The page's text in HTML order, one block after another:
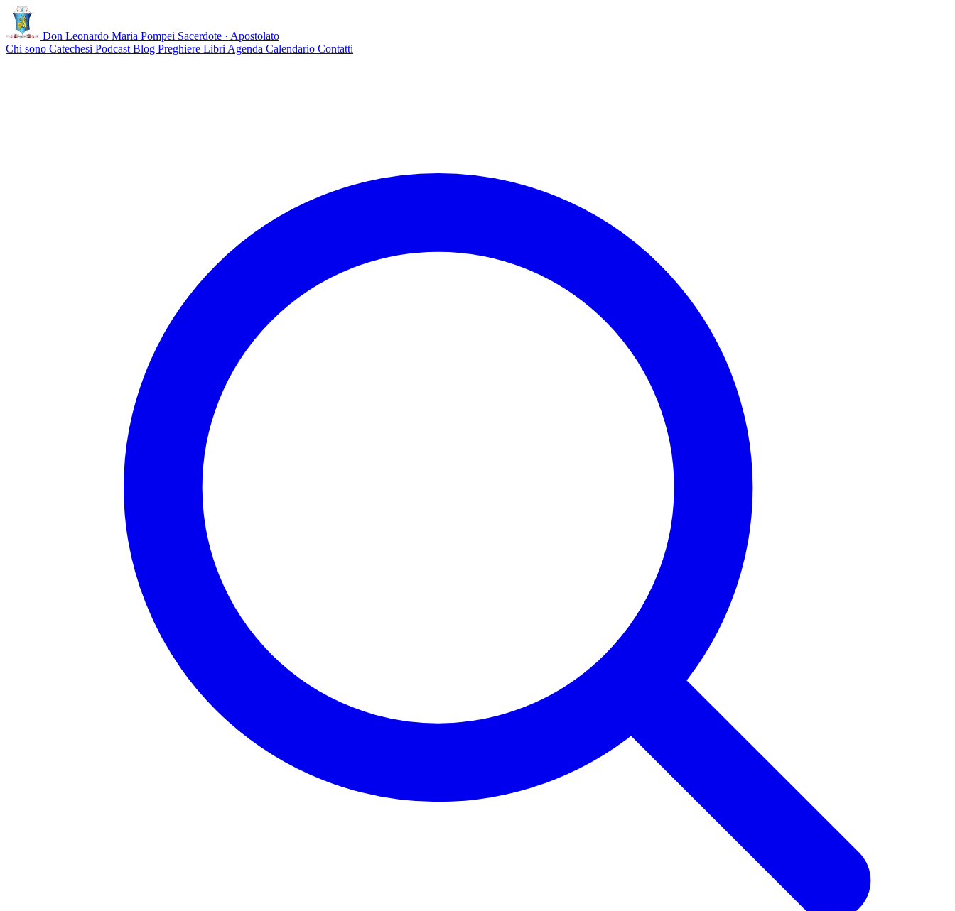
Don Leonardo Maria Pompei Sacerdote · Apostolato
Chi sono Catechesi Podcast Blog Preghiere Libri Agenda Calendario Contatti